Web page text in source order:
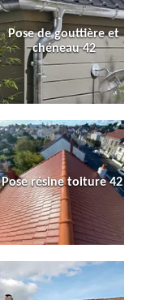
Pose de gouttière et
chéneau 42
Pose résine toiture 42